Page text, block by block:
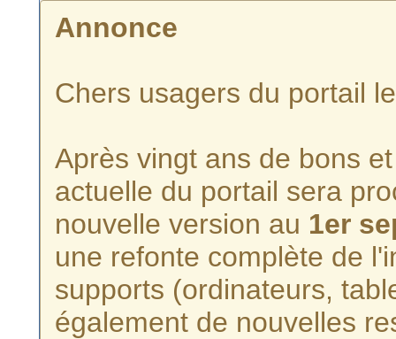
Annonce
Chers usagers du portail
Après vingt ans de bons
actuelle du portail sera
nouvelle version au 1er
une refonte complète de
supports (ordinateurs,
également de nouvelles